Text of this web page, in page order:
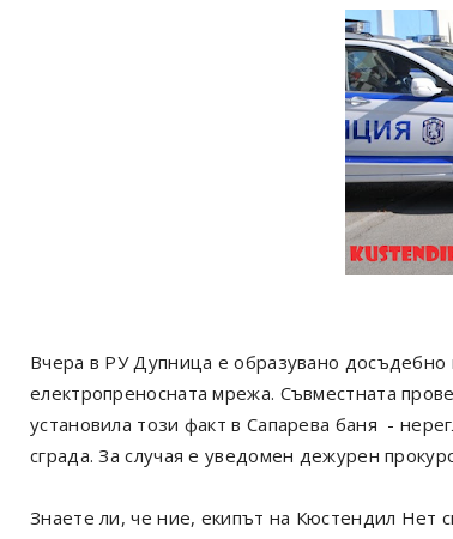
Вчера в РУ Дупница е образувано
електропреносната мрежа. Съвместната
установила този факт в Сапарева баня -
сграда. За случая е уведомен дежурен
Знаете ли, че ние, екипът на Кюстендил Нет